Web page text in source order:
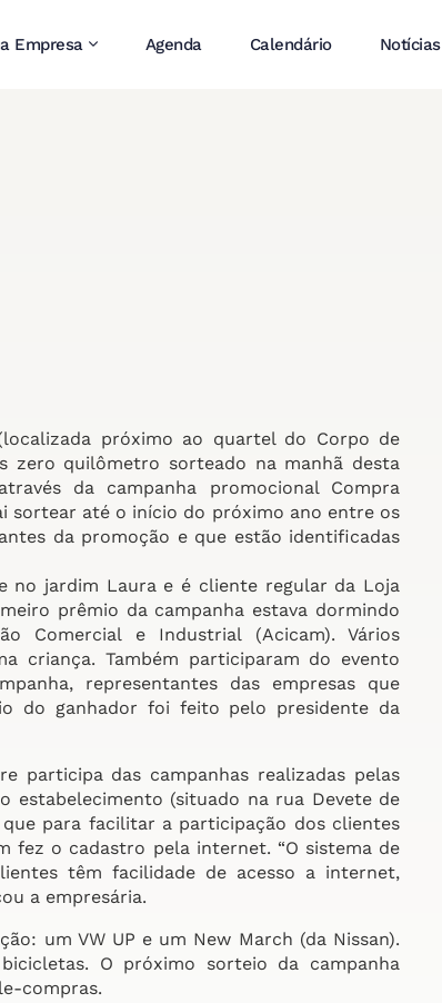
Empresa Agenda Calendário Notícias
próximo ao quartel do Corpo de
zero quilômetro sorteado na manhã desta
da campanha promocional Compra
sortear até o início do próximo ano entre os
da promoção e que estão identificadas
no jardim Laura e é cliente regular da Loja
prêmio da campanha estava dormindo
Comercial e Industrial (Acicam). Vários
criança. Também participaram do evento
representantes das empresas que
do ganhador foi feito pelo presidente da
participa das campanhas realizadas pelas
estabelecimento (situado na rua Devete de
que para facilitar a participação dos clientes
fez o cadastro pela internet. “O sistema de
têm facilidade de acesso a internet,
a empresária.
um VW UP e um New March (da Nissan).
O próximo sorteio da campanha
compras.